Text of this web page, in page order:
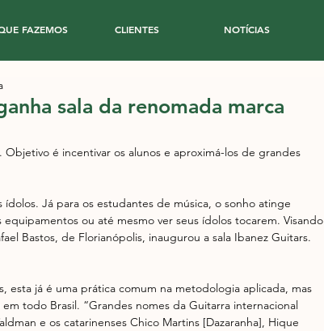
FAZEMOS CLIENTES NOTÍCIAS
sala da renomada marca
Objetivo é incentivar os alunos e aproximá-los de grandes
Já para os estudantes de música, o sonho atinge
ou até mesmo ver seus ídolos tocarem. Visando
Bastos, de Florianópolis, inaugurou a sala Ibanez Guitars.
esta já é uma prática comum na metodologia aplicada, mas
todo Brasil. “Grandes nomes da Guitarra internacional
e os catarinenses Chico Martins [Dazaranha], Hique